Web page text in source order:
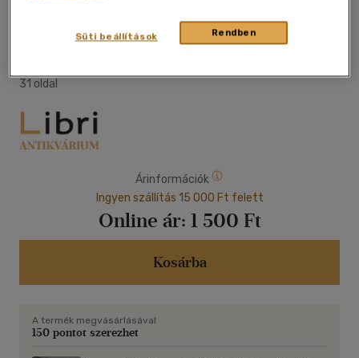
31 oldal
Árinformációk
Ingyen szállítás 15 000 Ft felett
Online ár: 1 500 Ft
Kosárba
A termék megvásárlásával
150 pontot szerezhet
Rendben
Süti beállítások